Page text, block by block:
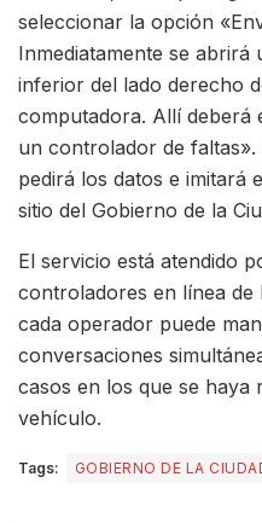
seleccionar la opción
Inmediatamente se abrirá
inferior del lado derecho
computadora. Allí deberá
un controlador de
pedirá los datos e imitará
sitio del Gobierno de la
El servicio está atendido
controladores en línea de
cada operador puede
conversaciones
casos en los que se haya
vehículo.
Tags: GOBIERNO DE LA